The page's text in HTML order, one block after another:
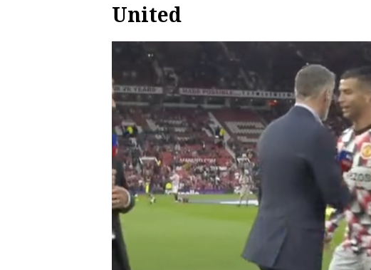
United